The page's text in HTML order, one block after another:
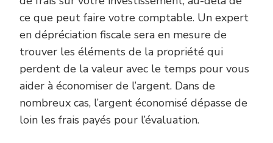
ce que peut faire votre comptable. Un expert
en dépréciation fiscale sera en mesure de
trouver les éléments de la propriété qui
perdent de la valeur avec le temps pour vous
aider à économiser de l’argent. Dans de
nombreux cas, l’argent économisé dépasse de
loin les frais payés pour l’évaluation.